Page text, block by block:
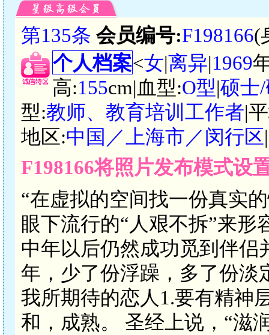
第135条 会员编号:F198166(
个人档案<女|离异|1969
高:155cm|血型:O型|硕士
型:教师、教育培训工作者|
地区:中国／上海市／闵行区
F198166将照片发布模式设
“在虚拟的空间找一份真实
眼下流行的“人艰不拆”来
中年以后仍然成功觅到伴侣
年，少了份浮躁，多了份淡
我所期待的恋人1.要有精神
和，成熟。 圣经上说，“滋